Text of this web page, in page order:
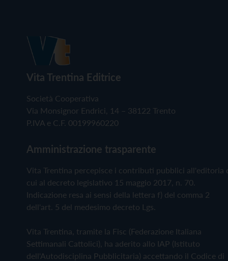
Vita Trentina Editrice
Società Cooperativa
Via Monsignor Endrici, 14 – 38122 Trento
P.IVA e C.F. 00199960220
Amministrazione trasparente
Vita Trentina percepisce i contributi pubblici all'editoria
cui al decreto legislativo 15 maggio 2017, n. 70.
Indicazione resa ai sensi della lettera f) del comma 2
dell'art. 5 del medesimo decreto Lgs.
Vita Trentina, tramite la Fisc (Federazione Italiana
Settimanali Cattolici), ha aderito allo IAP (Istituto
dell'Autodisciplina Pubblicitaria) accettando il Codice di